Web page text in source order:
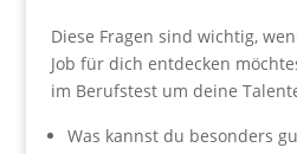
Diese Fragen sind wichtig,
Job für dich entdecken
im Berufstest um deine
Was kannst du besonders